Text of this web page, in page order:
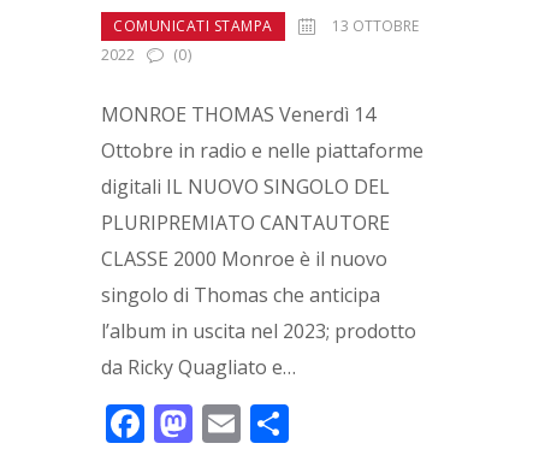
COMUNICATI STAMPA
13 OTTOBRE
2022
(0)
MONROE THOMAS Venerdì 14
Ottobre in radio e nelle piattaforme
digitali IL NUOVO SINGOLO DEL
PLURIPREMIATO CANTAUTORE
CLASSE 2000 Monroe è il nuovo
singolo di Thomas che anticipa
l’album in uscita nel 2023; prodotto
da Ricky Quagliato e…
F M E